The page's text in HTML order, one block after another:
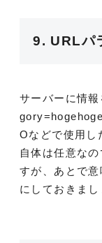
9. URLパ
サーバーに情
Oなどで使用し
自体は任意な
すが、あとで
にしておきまし